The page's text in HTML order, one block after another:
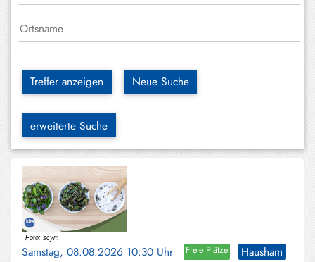
Treffer anzeigen Neue Suche
erweiterte Suche
Samstag, 08.08.2026 10:30 Uhr Freie Plätze Hausham
Großhartpenning
Hausham
Holzkirchen
Hundham
Irschenberg
Kreuth
Leitzachtal
Miesbach